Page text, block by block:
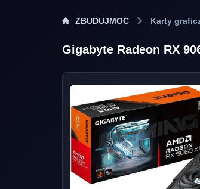
ZBUDUJMOC Karty
Gigabyte Radeon RX